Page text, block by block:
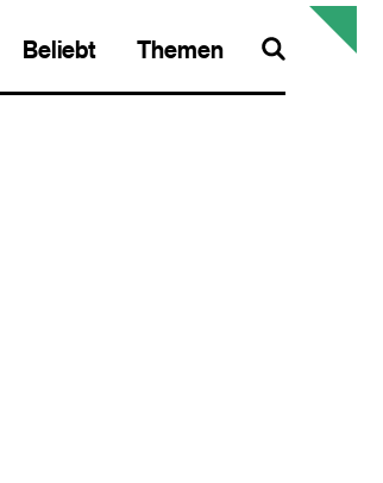
Beliebt Themen